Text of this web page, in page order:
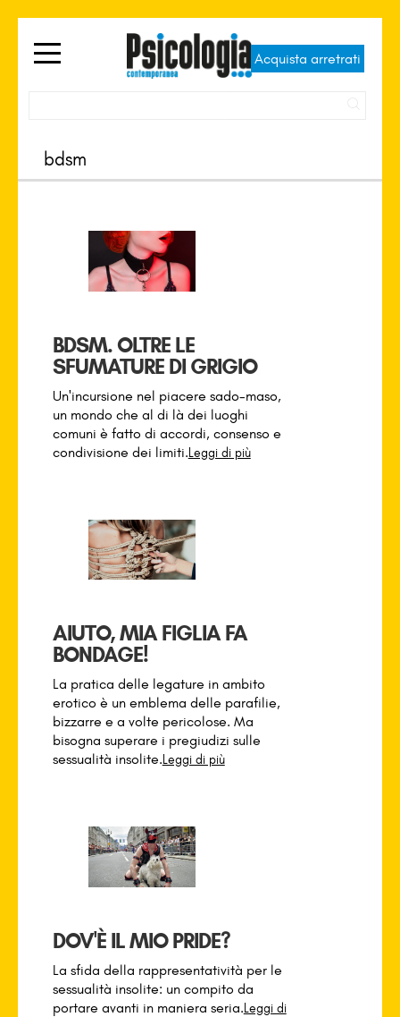
Acquista arretrati
BDSM. OLTRE LE
SFUMATURE DI GRIGIO
Un'incursione nel piacere sado-maso,
un mondo che al di là dei luoghi
comuni è fatto di accordi, consenso e
condivisione dei limiti.Leggi di più
AIUTO, MIA FIGLIA FA
BONDAGE!
La pratica delle legature in ambito
erotico è un emblema delle parafilie,
bizzarre e a volte pericolose. Ma
bisogna superare i pregiudizi sulle
sessualità insolite.Leggi di più
DOV'È IL MIO PRIDE?
La sfida della rappresentatività per le
sessualità insolite: un compito da
portare avanti in maniera seria.Leggi di